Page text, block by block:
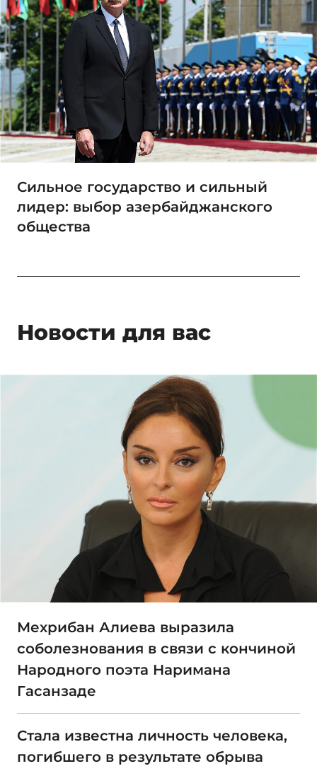
Сильное государство и сильный
лидер: выбор азербайджанского
общества
Новости для вас
Мехрибан Алиева выразила
соболезнования в связи с кончиной
Народного поэта Наримана
Гасанзаде
Стала известна личность человека,
погибшего в результате обрыва